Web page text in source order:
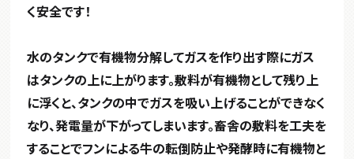
く安全です！
水のタンクで有機物分解してガスを作り出す際にガス
はタンクの上に上がります。敷料が有機物として残り上
に浮くと、タンクの中でガスを吸い上げることができなく
なり、発電量が下がってしまいます。畜舎の敷料を工夫を
することでフンによる牛の転倒防止や発酵時に有機物と